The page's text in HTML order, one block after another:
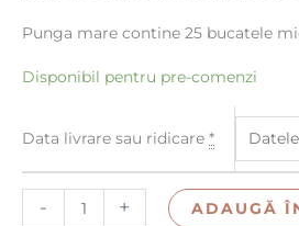
Punga mare contine 25 bucatele
Disponibil pentru pre-comenzi
Data livrare sau ridicare *
- + ADAUGĂ